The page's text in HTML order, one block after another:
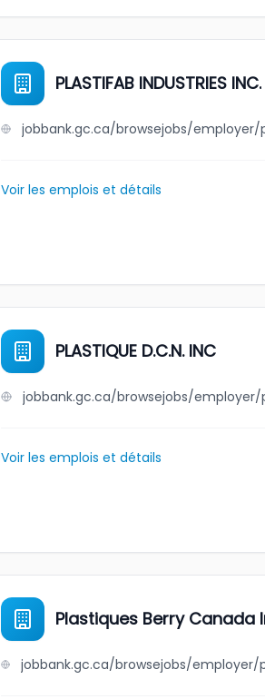
PLASTIFAB INDUSTRIES INC.
Voir les emplois et détails
PLASTIQUE D.C.N. INC
Voir les emplois et détails
Plastiques Berry Canada